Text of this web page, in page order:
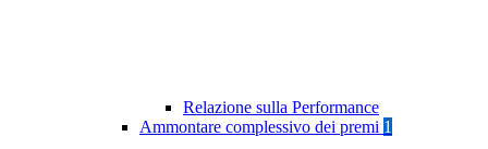
Relazione sulla Performance
Ammontare complessivo dei premi 1